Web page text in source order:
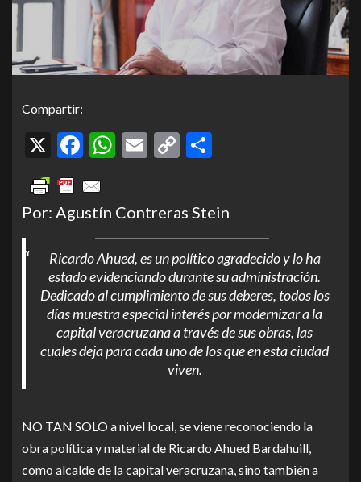
Compartir:
X Facebook
WhatsApp
Email
Copy
Por: Agustín Contreras Stein
Ricardo Ahued, es un político agradecido y lo ha
estado evidenciando durante su administración.
Dedicado al cumplimiento de sus deberes, todos los
días muestra especial interés por modernizar a la
capital veracruzana a través de sus obras, las
cuales deja para cada uno de los que en esta ciudad
viven.
NO TAN SOLO a nivel local, se viene reconociendo la
obra política y material de Ricardo Ahued Bardahuill,
como alcalde de la capital veracruzana, sino también a